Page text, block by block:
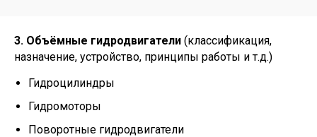
3. Объёмные гидродвигатели (классификация,
назначение, устройство, принципы работы и т.д.)
Гидроцилиндры
Гидромоторы
Поворотные гидродвигатели